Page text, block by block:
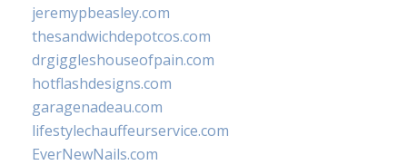
jeremypbeasley.com
thesandwichdepotcos.com
drgiggleshouseofpain.com
hotflashdesigns.com
garagenadeau.com
lifestylechauffeurservice.com
EverNewNails.com